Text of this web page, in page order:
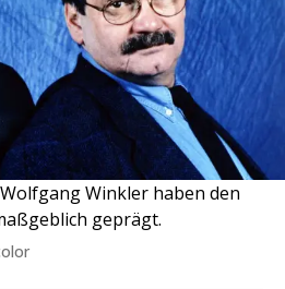
Wolfgang Winkler haben den
geprägt.